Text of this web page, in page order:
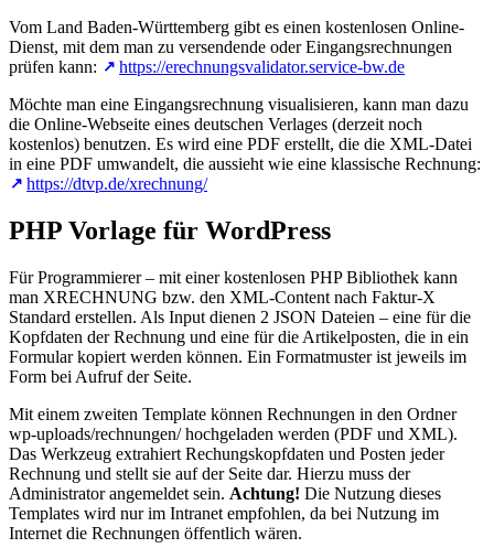
Vom Land Baden-Württemberg gibt es einen kostenlosen Online-
Dienst, mit dem man zu versendende oder Eingangsrechnungen
prüfen kann:
https://erechnungsvalidator.service-bw.de
Möchte man eine Eingangsrechnung visualisieren, kann man dazu
die Online-Webseite eines deutschen Verlages (derzeit noch
kostenlos) benutzen. Es wird eine PDF erstellt, die die XML-Datei
in eine PDF umwandelt, die aussieht wie eine klassische Rechnung:
https://dtvp.de/xrechnung/
PHP Vorlage für WordPress
Für Programmierer – mit einer kostenlosen PHP Bibliothek kann
man XRECHNUNG bzw. den XML-Content nach Faktur-X
Standard erstellen. Als Input dienen 2 JSON Dateien – eine für die
Kopfdaten der Rechnung und eine für die Artikelposten, die in ein
Formular kopiert werden können. Ein Formatmuster ist jeweils im
Form bei Aufruf der Seite.
Mit einem zweiten Template können Rechnungen in den Ordner
wp-uploads/rechnungen/ hochgeladen werden (PDF und XML).
Das Werkzeug extrahiert Rechungskopfdaten und Posten jeder
Rechnung und stellt sie auf der Seite dar. Hierzu muss der
Administrator angemeldet sein. Achtung! Die Nutzung dieses
Templates wird nur im Intranet empfohlen, da bei Nutzung im
Internet die Rechnungen öffentlich wären.